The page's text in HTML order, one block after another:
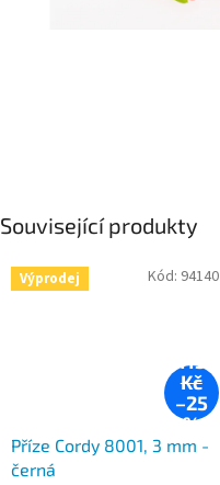
Související produkty
Výprodej
115
Kč
–25
%
Příze Cordy 8001, 3 mm -
černá
Kód: 94140